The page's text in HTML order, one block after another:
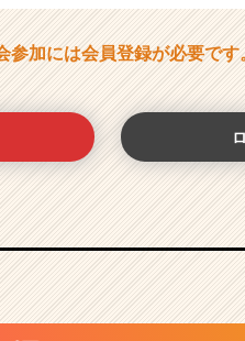
参加には会員登録が必要です